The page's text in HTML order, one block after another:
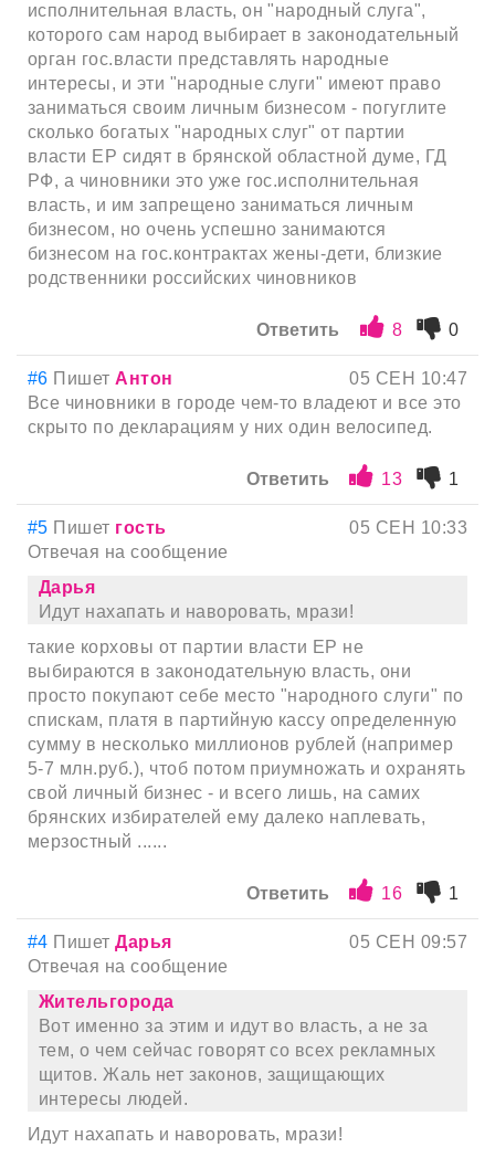
исполнительная власть, он "народный слуга",
которого сам народ выбирает в законодательный
орган гос.власти представлять народные
интересы, и эти "народные слуги" имеют право
заниматься своим личным бизнесом - погуглите
сколько богатых "народных слуг" от партии
власти ЕР сидят в брянской областной думе, ГД
РФ, а чиновники это уже гос.исполнительная
власть, и им запрещено заниматься личным
бизнесом, но очень успешно занимаются
бизнесом на гос.контрактах жены-дети, близкие
родственники российских чиновников
Ответить 8 0
#6 Пишет Антон
05 СЕН 10:47
Все чиновники в городе чем-то владеют и все это
скрыто по декларациям у них один велосипед.
Ответить 13 1
#5 Пишет гость
05 СЕН 10:33
Отвечая на сообщение
Дарья
Идут нахапать и наворовать, мрази!
такие корховы от партии власти ЕР не
выбираются в законодательную власть, они
просто покупают себе место "народного слуги" по
спискам, платя в партийную кассу определенную
сумму в несколько миллионов рублей (например
5-7 млн.руб.), чтоб потом приумножать и охранять
свой личный бизнес - и всего лишь, на самих
брянских избирателей ему далеко наплевать,
мерзостный ......
Ответить 16 1
#4 ПишетДарья
05 СЕН 09:57
Отвечая на сообщение
Жительгорода
Вот именно за этим и идут во власть, а не за
тем, о чем сейчас говорят со всех рекламных
щитов. Жаль нет законов, защищающих
интересы людей.
Идут нахапать и наворовать, мрази!